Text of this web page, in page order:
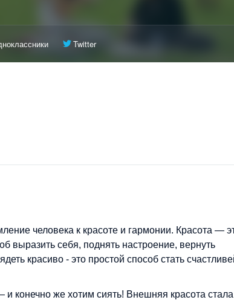
Twitter
человека к красоте и гармонии. Красота —
выразить себя, поднять настроение, вернуть
красиво - это простой способ стать
же хотим сиять! Внешняя красота стала